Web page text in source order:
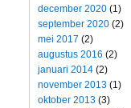
december 2020 (1)
september 2020 (2)
mei 2017 (2)
augustus 2016 (2)
januari 2014 (2)
november 2013 (1)
oktober 2013 (3)